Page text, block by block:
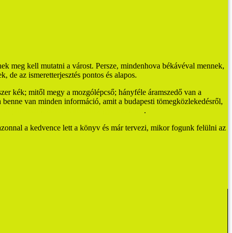
meg kell mutatni a várost. Persze, mindenhova békávéval mennek,
de az ismeretterjesztés pontos és alapos.
kék; mitől megy a mozgólépcső; hányféle áramszedő van a
van minden információ, amit a budapesti tömegközlekedésről,
.
a kedvence lett a könyv és már tervezi, mikor fogunk felülni az